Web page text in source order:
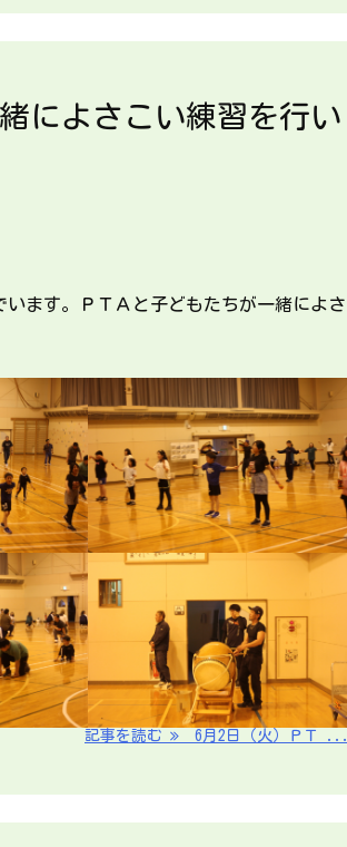
によさこい練習を行い
ます。ＰＴＡと子どもたちが一緒によさ
記事を読む 6月2日（火）ＰＴ ...